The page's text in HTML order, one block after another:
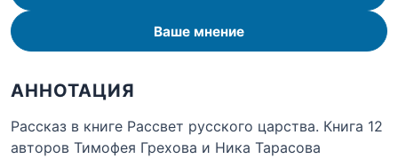
Ваше мнение
АННОТАЦИЯ
Рассказ в книге Рассвет русского царства. Книга 12
авторов Тимофея Грехова и Ника Тарасова